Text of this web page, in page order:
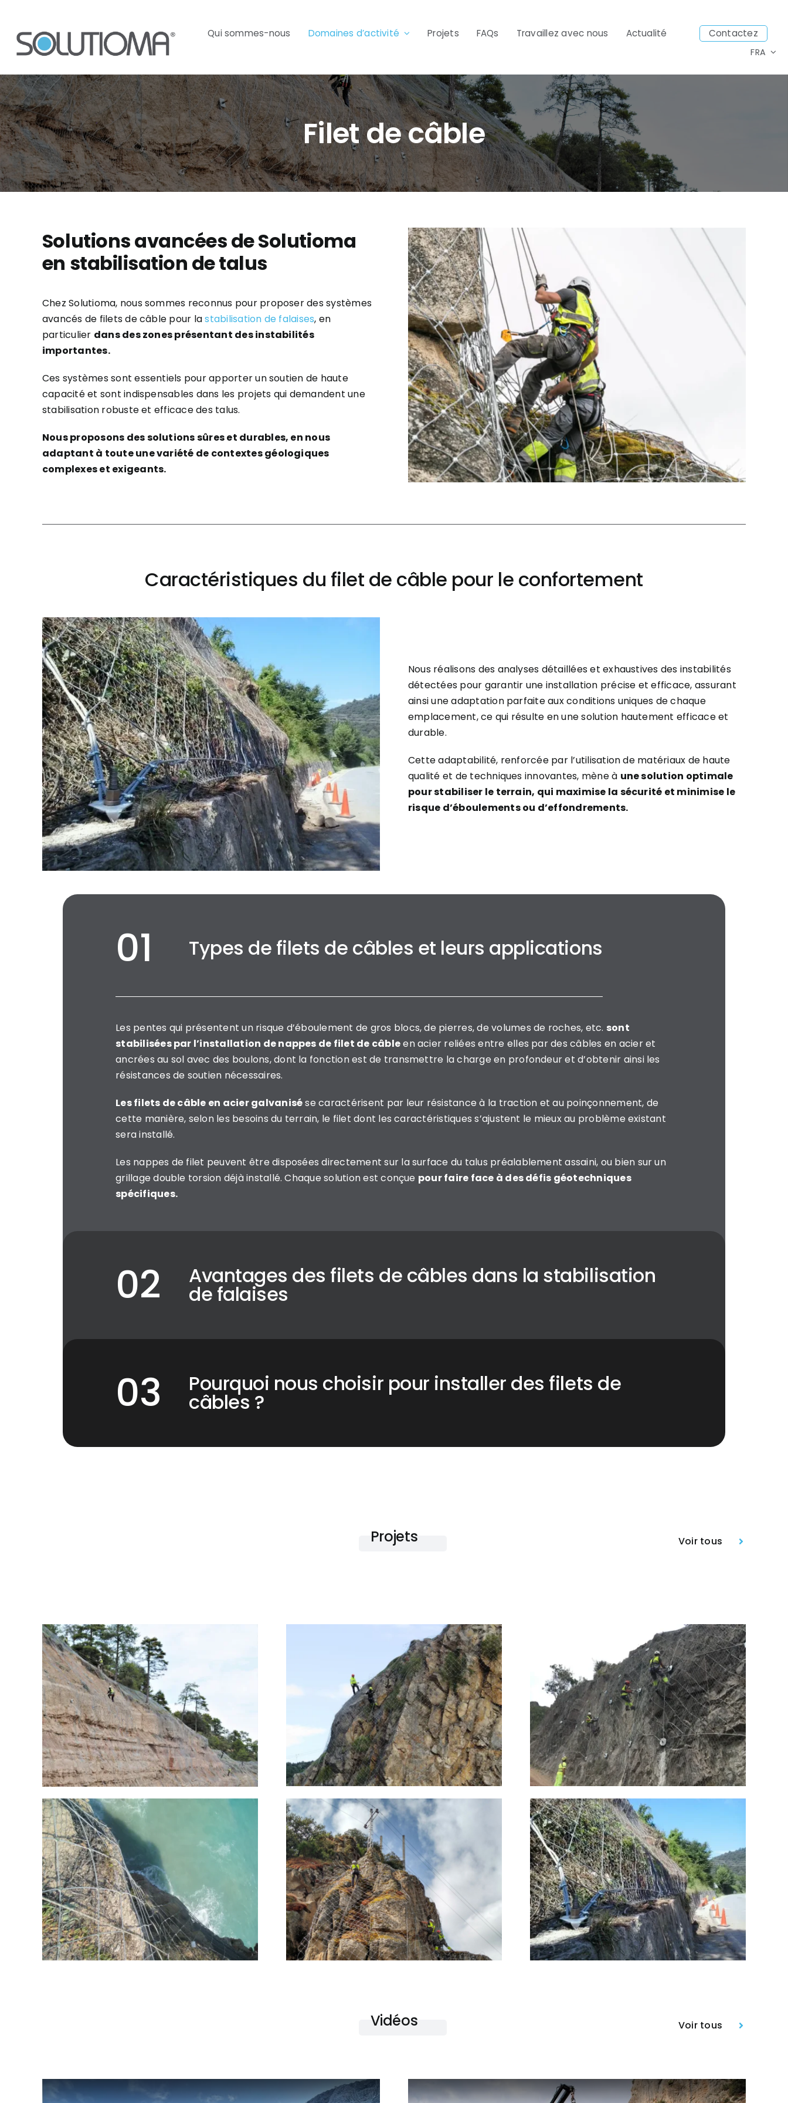
content
Qui sommes-nous Domaines d’activité Projets FAQs Travaillez avec nous Actualité Contactez
FRA
Filet de câble
Solutions avancées de Solutioma
en stabilisation de talus
Chez Solutioma, nous sommes reconnus pour proposer des systèmes
avancés de filets de câble pour lastabilisation de falaises, en
particulier dans des zones présentant des instabilités
importantes.
Ces systèmes sont essentiels pour apporter un soutien de haute
capacité et sont indispensables dans les projets qui demandent une
stabilisation robuste et efficace des talus.
Nous proposons des solutions sûres et durables, en nous
adaptant à toute une variété de contextes géologiques
complexes et exigeants.
Caractéristiques du filet de câble pour le confortement
Nous réalisons des analyses détaillées et exhaustives des instabilités
détectées pour garantir une installation précise et efficace, assurant
ainsi une adaptation parfaite aux conditions uniques de chaque
emplacement, ce qui résulte en une solution hautement efficace et
durable.
Cette adaptabilité, renforcée par l’utilisation de matériaux de haute
qualité et de techniques innovantes, mène à une solution optimale
pour stabiliser le terrain, qui maximise la sécurité et minimise le
risque d’éboulements ou d’effondrements.
Types de filets de câbles et leurs applications
Les pentes qui présentent un risque d’éboulement de gros blocs, de pierres, de volumes de roches, etc. sont
stabilisées par l’installation de nappes de filet de câbleen acier reliées entre elles par des câbles en acier et
ancrées au sol avec des boulons, dont la fonction est de transmettre la charge en profondeur et d’obtenir ainsi les
résistances de soutien nécessaires.
Les filets de câble en acier galvanisése caractérisent par leur résistance à la traction et au poinçonnement, de
cette manière, selon les besoins du terrain, le filet dont les caractéristiques s’ajustent le mieux au problème existant
sera installé.
Les nappes de filet peuvent être disposées directement sur la surface du talus préalablement assaini, ou bien sur un
grillage double torsion déjà installé. Chaque solution est conçue pour faire face à des défis géotechniques
spécifiques.
Avantages des filets de câbles dans la stabilisation
de falaises
Pourquoi nous choisir pour installer des filets de
câbles ?
Projets Voir tous
Vidéos Voir tous